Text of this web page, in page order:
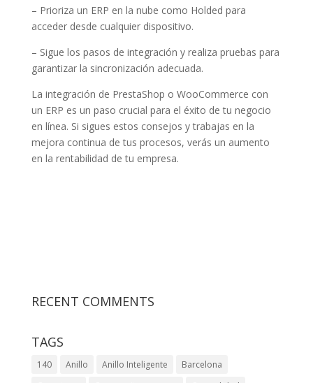
– Prioriza un ERP en la nube como Holded para
acceder desde cualquier dispositivo.
– Sigue los pasos de integración y realiza pruebas para
garantizar la sincronización adecuada.
La integración de PrestaShop o WooCommerce con
un ERP es un paso crucial para el éxito de tu negocio
en línea. Si sigues estos consejos y trabajas en la
mejora continua de tus procesos, verás un aumento
en la rentabilidad de tu empresa.
RECENT COMMENTS
TAGS
140 Anillo Anillo Inteligente
Barcelona